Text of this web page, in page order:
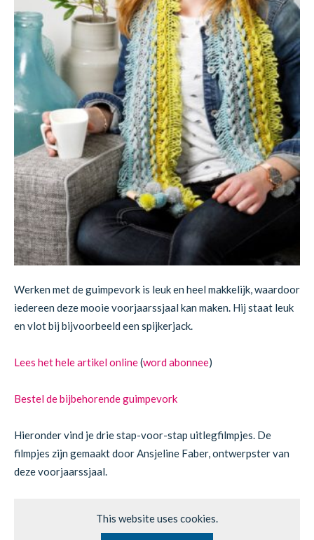
Werken met de guimpevork is leuk en heel makkelijk, waardoor
iedereen deze mooie voorjaarssjaal kan maken. Hij staat leuk
en vlot bij bijvoorbeeld een spijkerjack.
Lees het hele artikel online(word abonnee)
Bestel de bijbehorende guimpevork
Hieronder vind je drie stap-voor-stap uitlegfilmpjes. De
filmpjes zijn gemaakt door Ansjeline Faber, ontwerpster van
deze voorjaarssjaal.
This website uses cookies.